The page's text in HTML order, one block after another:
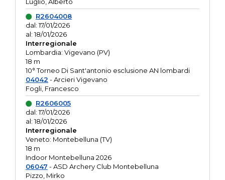
R2604008
dal: 17/01/2026
al: 18/01/2026
Interregionale
Lombardia: Vigevano (PV)
18 m
10° Torneo Di Sant'antonio esclusione AN lombardi
04042 - Arcieri Vigevano
Fogli, Francesco
R2606005
dal: 17/01/2026
al: 18/01/2026
Interregionale
Veneto: Montebelluna (TV)
18 m
Indoor Montebelluna 2026
06047 - ASD Archery Club Montebelluna
Pizzo, Mirko